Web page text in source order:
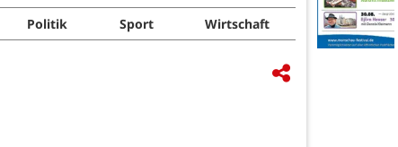
Politik Sport Wirtschaft